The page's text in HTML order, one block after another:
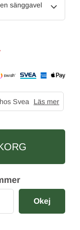
sänggavel
Svea Läs mer
Okej